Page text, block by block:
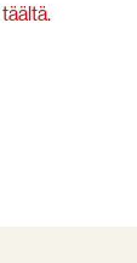
täältä.